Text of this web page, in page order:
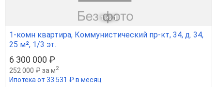
1 из 1
1-комн квартира, Коммунистический пр-кт, 34, д. 34,
25 м², 1/3 эт.
6 300 000 ₽
252 000 ₽ за м2
Ипотека от 33 531 ₽ в месяц